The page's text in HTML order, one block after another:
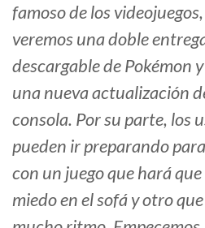
famoso de los
veremos una doble
descargable de Pokémon
una nueva actualización
consola. Por su parte, los
pueden ir preparando
con un juego que hará
miedo en el sofá y otro